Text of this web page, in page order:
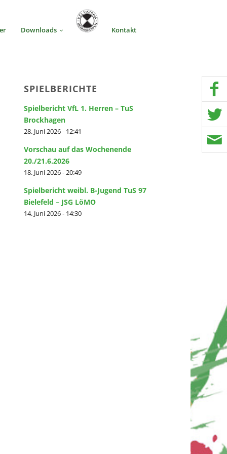
Downloads Kontakt
SPIELBERICHTE
Spielbericht VfL 1. Herren – TuS
Brockhagen
28. Juni 2026 - 12:41
Vorschau auf das Wochenende
20./21.6.2026
18. Juni 2026 - 20:49
Spielbericht weibl. B-Jugend TuS 97
Bielefeld – JSG LöMO
14. Juni 2026 - 14:30